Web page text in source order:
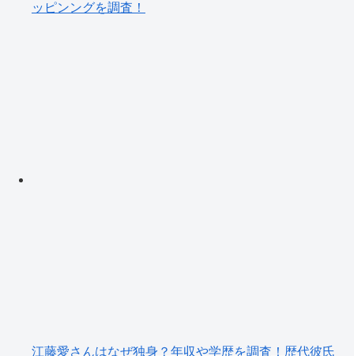
ッピンングを調査！
江藤愛さんはなぜ独身？年収や学歴を調査！歴代彼氏